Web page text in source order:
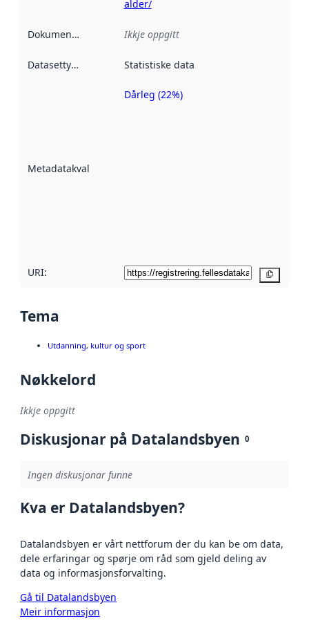
alder/
Dokumentasjon Ikkje oppgitt
Datasettype Statistiske data
Metadatakvalitet
Metadatakvalitet
Dårleg (22%)
URI:
Tema
Utdanning, kultur og sport
Nøkkelord
Ikkje oppgitt
Diskusjonar på Datalandsbyen 0
Ingen diskusjonar funne
Kva er Datalandsbyen?
Datalandsbyen er vårt nettforum der du kan be om data,
dele erfaringar og spørje om råd som gjeld deling av
data og informasjonsforvalting.
Gå til Datalandsbyen
Meir informasjon